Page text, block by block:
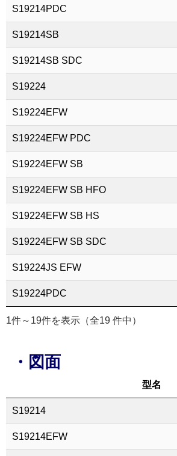
S19214PDC
S19214SB
S19214SB SDC
S19224
S19224EFW
S19224EFW PDC
S19224EFW SB
S19224EFW SB HFO
S19224EFW SB HS
S19224EFW SB SDC
S19224JS EFW
S19224PDC
1件～19件を表示（全19 件中）
・図面
型名
S19214
S19214EFW